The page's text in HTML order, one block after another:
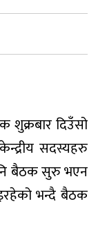
शुक्रबार दिउँसो
सदस्यहरु
बैठक सुरु भएन
भन्दै बैठक